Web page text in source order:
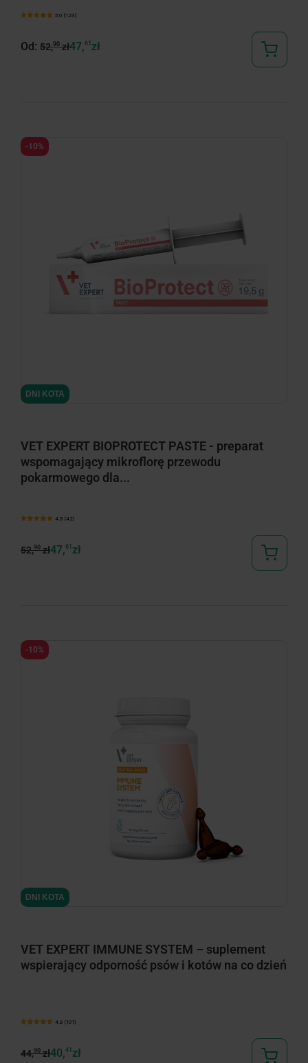
5.0 (123)
Od: 52,90zł47,61 zł
DNI KOTA
VET EXPERT BIOPROTECT PASTE - preparat
wspomagający mikroflorę przewodu
pokarmowego dla...
4.9 (42)
52,90zł47,61 zł
-10%
DNI KOTA
VET EXPERT IMMUNE SYSTEM – suplement
wspierający odporność psów i kotów na co dzień
4.9 (101)
44,90zł40,41 zł
-10%